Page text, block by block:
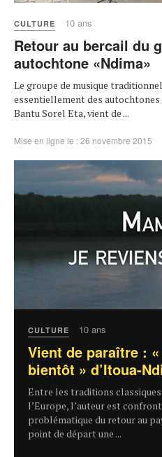
CULTURE 10 ans
Retour au bercail du
autochtone «Ndima»
Le groupe de musique
essentiellement des
Bantu Sorel Eta, vient de ...
Mise en ligne le : 26 novembre 2015
CULTURE 10 ans
Vient de paraître :
bientôt » d’Itoua-
Entre les traditions
l’Europe, l’auteur est
problématique du retour au
point de départ une ...